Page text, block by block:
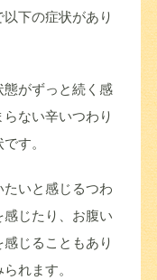
下の症状があり
態がずっと続く感
ない辛いつわり
す。
たいと感じるつわ
じたり、お腹い
じることもあり
れます。